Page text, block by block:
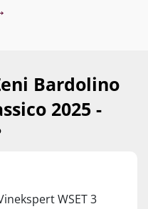
fisk, pizza
med masser af
– og en vin,
prisskiltet lover.
Bardolino
2025 -
WSET 3